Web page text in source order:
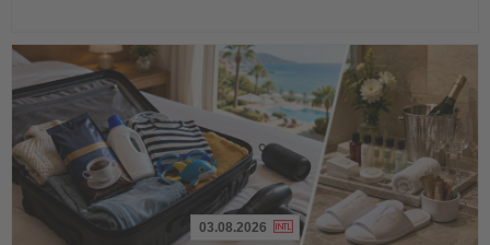
03.08.2026